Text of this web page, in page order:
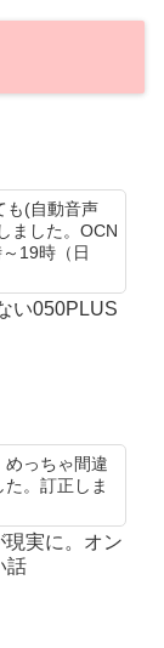
も(自動音声
ました。OCN
19時（日
い050PLUS
めっちゃ間違
。訂正しま
現実に。オン
話